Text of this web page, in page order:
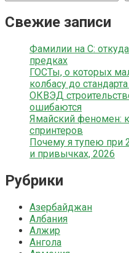
Свежие записи
Фамилии на С: откуда
предках
ГОСТы, о которых
колбасу до
ОКВЭД
ошибаются
Ямайский феномен:
спринтеров
Почему я тупею при
и привычках, 2026
Рубрики
Азербайджан
Албания
Алжир
Ангола